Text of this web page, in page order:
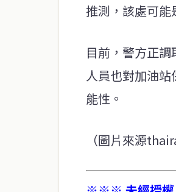
推測，該處可能
目前，警方正
人員也對加油
能性。
（圖片來源